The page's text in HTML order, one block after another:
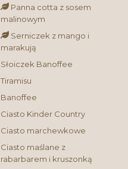
malinowym
marakują
Słoiczek Banoffee
Tiramisu
Banoffee
Ciasto Kinder Country
Ciasto marchewkowe
Ciasto maślane z
rabarbarem i kruszonką